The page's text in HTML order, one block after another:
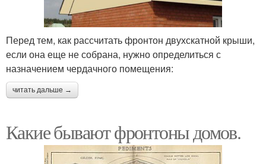
Перед тем, как рассчитать фронтон двухскатной крыши,
если она еще не собрана, нужно определиться с
назначением чердачного помещения:
читать дальше →
Какие бывают фронтоны домов.